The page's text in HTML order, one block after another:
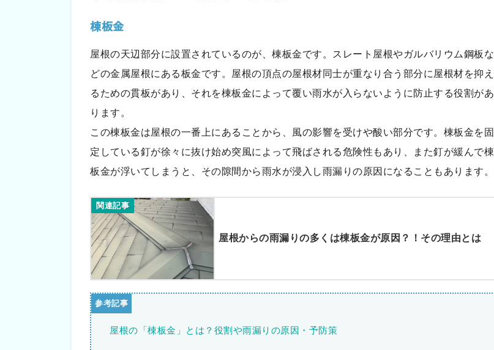
棟板金
屋根の天辺部分に設置されているのが、棟板金です。スレート屋根やガルバリウム鋼板な
どの金属屋根にある板金です。屋根の頂点の屋根材同士が重なり合う部分に屋根材を抑え
るための貫板があり、それを棟板金によって覆い雨水が入らないように防止する役割があ
ります。
この棟板金は屋根の一番上にあることから、風の影響を受けや酸い部分です。棟板金を固
定している釘が徐々に抜け始め突風によって飛ばされる危険性もあり、また釘が緩んで棟
板金が浮いてしまうと、その隙間から雨水が浸入し雨漏りの原因になることもあります。
関連記事
屋根からの雨漏りの多くは棟板金が原因？！その理由とは
屋根の「棟板金」とは？役割や雨漏りの原因・予防策